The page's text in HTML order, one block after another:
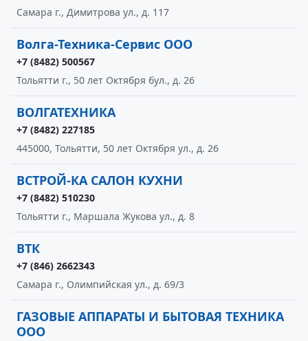
Самара г., Димитрова ул., д. 117
Волга-Техника-Сервис ООО
+7 (8482) 500567
Тольятти г., 50 лет Октября бул., д. 26
ВОЛГАТЕХНИКА
+7 (8482) 227185
445000, Тольятти, 50 лет Октября ул., д. 26
ВСТРОЙ-КА САЛОН КУХНИ
+7 (8482) 510230
Тольятти г., Маршала Жукова ул., д. 8
ВТК
+7 (846) 2662343
Самара г., Олимпийская ул., д. 69/3
ГАЗОВЫЕ АППАРАТЫ И БЫТОВАЯ ТЕХНИКА
ООО